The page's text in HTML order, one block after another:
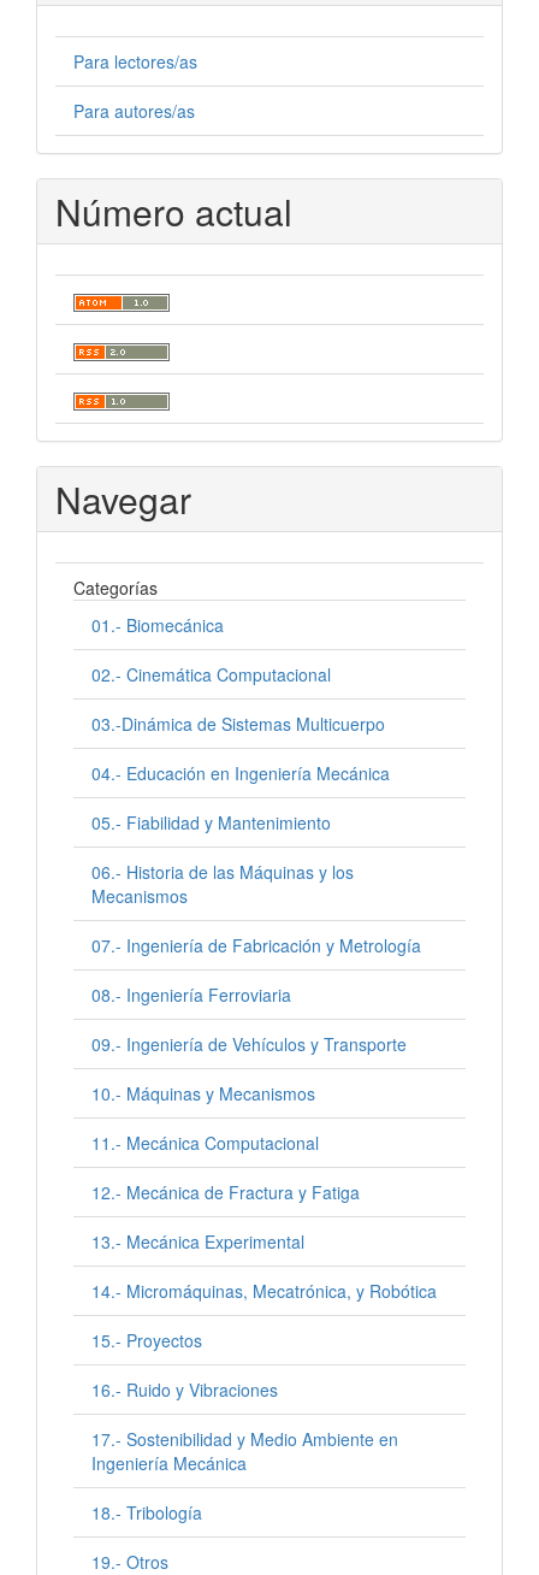
Para lectores/as
Para autores/as
Número actual
Navegar
Categorías
01.- Biomecánica
02.- Cinemática Computacional
03.-Dinámica de Sistemas Multicuerpo
04.- Educación en Ingeniería Mecánica
05.- Fiabilidad y Mantenimiento
06.- Historia de las Máquinas y los
Mecanismos
07.- Ingeniería de Fabricación y Metrología
08.- Ingeniería Ferroviaria
09.- Ingeniería de Vehículos y Transporte
10.- Máquinas y Mecanismos
11.- Mecánica Computacional
12.- Mecánica de Fractura y Fatiga
13.- Mecánica Experimental
14.- Micromáquinas, Mecatrónica, y Robótica
15.- Proyectos
16.- Ruido y Vibraciones
17.- Sostenibilidad y Medio Ambiente en
Ingeniería Mecánica
18.- Tribología
19.- Otros